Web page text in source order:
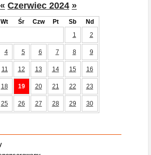
« Czerwiec 2024 »
Wt Śr Czw Pt Sb
Nd
1
2
4 5 6 7 8 9
11 12 13 14 15 16
18 19 20 21 22 23
25 26 27 28 29 30